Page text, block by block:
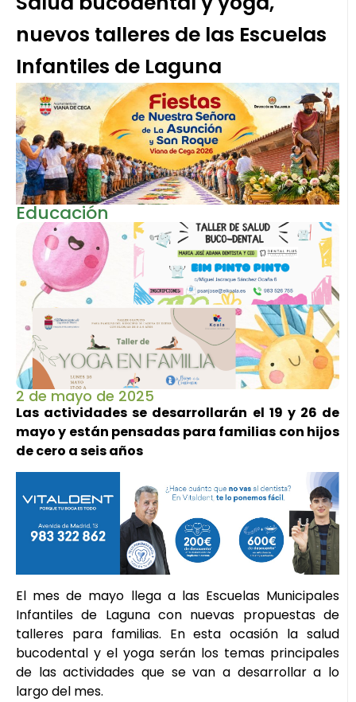
nuevos talleres de las Escuelas
Infantiles de Laguna
Educación
2 de mayo de 2025
Las actividades se desarrollarán el 19 y 26 de
mayo y están pensadas para familias con hijos
de cero a seis años
El mes de mayo llega a las Escuelas Municipales
Infantiles de Laguna con nuevas propuestas de
talleres para familias. En esta ocasión la salud
bucodental y el yoga serán los temas principales
de las actividades que se van a desarrollar a lo
largo del mes.